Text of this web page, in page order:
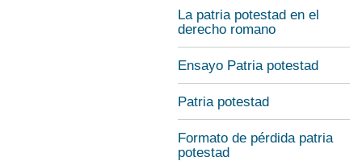
La patria potestad en el
derecho romano
Ensayo Patria potestad
Patria potestad
Formato de pérdida patria
potestad